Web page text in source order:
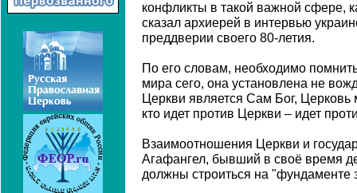
конфликты в такой важной сфере,
сказал архиерей в интервью
преддверии своего 80-летия.
По его словам, необходимо
мира сего, она установлена не
Церкви является Сам Бог, Церковь
кто идет против Церкви – идет
Взаимоотношения Церкви и
Агафангел, бывший в своё время
должны строиться на "фундаменте